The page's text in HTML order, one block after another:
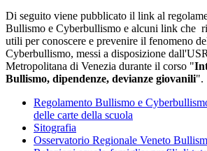
Di seguito viene pubblicato il link al
Bullismo e Cyberbullismo e alcuni link che
utili per conoscere e prevenire il fenomeno
Cyberbullismo, messi a disposizione
Metropolitana di Venezia durante il corso "
Bullismo, dipendenze, devianze giovanili".
Regolamento Bullismo e
delle carte della scuola
Sitografia
Osservatorio Regionale Veneto